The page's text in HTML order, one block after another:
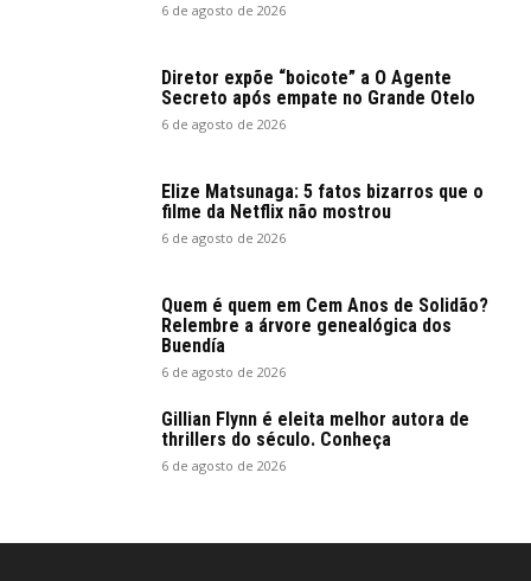
6 de agosto de 2026
Diretor expõe “boicote” a O Agente
Secreto após empate no Grande Otelo
6 de agosto de 2026
Elize Matsunaga: 5 fatos bizarros que o
filme da Netflix não mostrou
6 de agosto de 2026
Quem é quem em Cem Anos de Solidão?
Relembre a árvore genealógica dos
Buendía
6 de agosto de 2026
Gillian Flynn é eleita melhor autora de
thrillers do século. Conheça
6 de agosto de 2026